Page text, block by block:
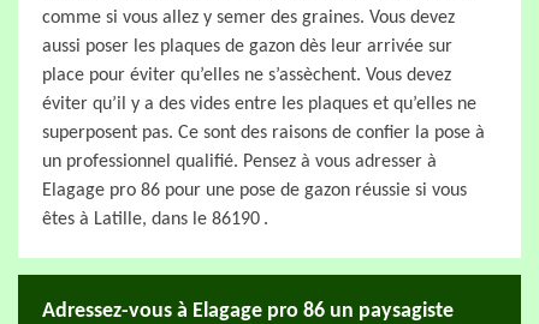
comme si vous allez y semer des graines. Vous devez
aussi poser les plaques de gazon dès leur arrivée sur
place pour éviter qu’elles ne s’assèchent. Vous devez
éviter qu’il y a des vides entre les plaques et qu’elles ne
superposent pas. Ce sont des raisons de confier la pose à
un professionnel qualifié. Pensez à vous adresser à
Elagage pro 86 pour une pose de gazon réussie si vous
êtes à Latille, dans le 86190 .
Adressez-vous à Elagage pro 86 un paysagiste